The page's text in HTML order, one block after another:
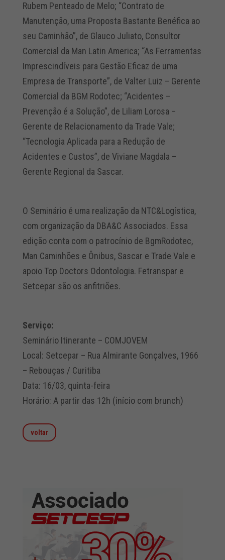
Rubem Penteado de Melo; “Contrato de
Manutenção, uma Proposta Bastante Benéfica ao
seu Caminhão”, de Glauco Juliato, Consultor
Comercial da Man Latin America; “As Ferramentas
Imprescindíveis para Gestão Eficaz de uma
Empresa de Transporte”, de Valter Luiz – Gerente
Comercial da BGM Rodotec; “Acidentes –
Prevenção é a Solução”, de Liliam Lorosa –
Gerente de Relacionamento da Trade Vale;
“Tecnologia Aplicada para a Redução de
Acidentes e Custos”, de Viviane Magdala –
Gerente Regional da Sascar.
O Seminário é uma realização da NTC&Logística,
com organização da DBA&C Associados. Essa
edição conta com o patrocínio de BgmRodotec,
Man Caminhões e Ônibus, Sascar e Trade Vale e
apoio Top Doctors Odontologia. Fetranspar e
Setcepar são os anfitriões.
Serviço:
Seminário Itinerante – COMJOVEM
Local: Setcepar – Rua Almirante Gonçalves, 1966
– Rebouças / Curitiba
Data: 16/03, quinta-feira
Horário: A partir das 12h (início com brunch)
voltar